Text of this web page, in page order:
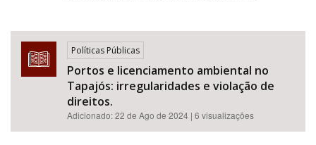
Políticas Públicas
Portos e licenciamento ambiental no
Tapajós: irregularidades e violação de
direitos.
Adicionado:22 de Ago de 2024 | 6 visualizações